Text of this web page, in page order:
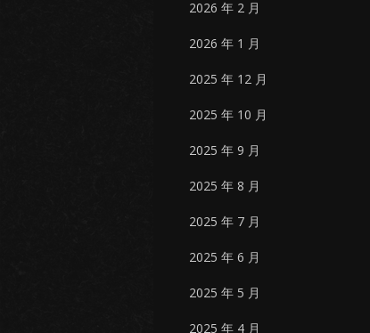
2026 年 2 月
2026 年 1 月
2025 年 12 月
2025 年 10 月
2025 年 9 月
2025 年 8 月
2025 年 7 月
2025 年 6 月
2025 年 5 月
2025 年 4 月